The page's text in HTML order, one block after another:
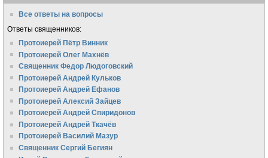
Все ответы на вопросы
Ответы священников:
Протоиерей Пётр Винник
Протоиерей Олег Махнёв
Священник Федор Людоговский
Протоиерей Андрей Кульков
Протоиерей Андрей Ефанов
Протоиерей Алексий Зайцев
Протоиерей Андрей Спиридонов
Протоиерей Андрей Ткачёв
Протоиерей Василий Мазур
Священник Сергий Бегиян